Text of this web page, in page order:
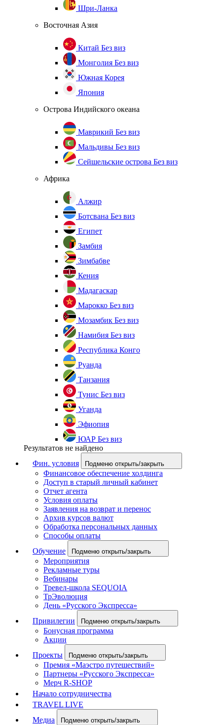
Шри-Ланка
Восточная Азия
Китай Без виз
Монголия Без виз
Южная Корея
Япония
Острова Индийского океана
Маврикий Без виз
Мальдивы Без виз
Сейшельские острова Без виз
Африка
Алжир
Ботсвана Без виз
Египет
Замбия
Зимбабве
Кения
Мадагаскар
Марокко Без виз
Мозамбик Без виз
Намибия Без виз
Республика Конго
Руанда
Танзания
Тунис Без виз
Уганда
Эфиопия
ЮАР Без виз
Результатов не найдено
Фин. условия
Подменю открыть/закрыть
Финансовое обеспечение холдинга
Доступ в старый личный кабинет
Отчет агента
Условия оплаты
Заявления на возврат и перенос
Архив курсов валют
Обработка персональных данных
Способы оплаты
Обучение
Подменю открыть/закрыть
Мероприятия
Рекламные туры
Вебинары
Тревел-школа SEQUOIA
ТрЭволюция
День «Русского Экспресса»
Привилегии
Подменю открыть/закрыть
Бонусная программа
Акции
Проекты
Подменю открыть/закрыть
Премия «Маэстро путешествий»
Партнеры «Русского Экспресса»
Мерч R-SHOP
Начало сотрудничества
TRAVEL LIVE
Медиа
Подменю открыть/закрыть